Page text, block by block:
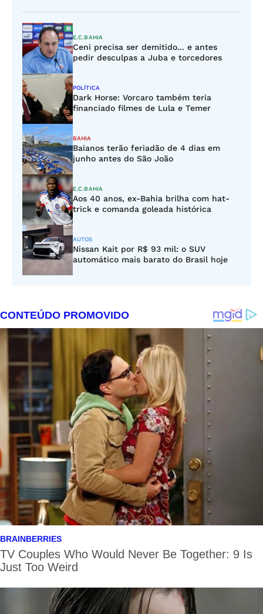
E.C.BAHIA
Ceni precisa ser demitido... e antes
pedir desculpas a Juba e torcedores
POLÍTICA
Dark Horse: Vorcaro também teria
financiado filmes de Lula e Temer
BAHIA
Baianos terão feriadão de 4 dias em
junho antes do São João
E.C.BAHIA
Aos 40 anos, ex-Bahia brilha com hat-
trick e comanda goleada histórica
AUTOS
Nissan Kait por R$ 93 mil: o SUV
automático mais barato do Brasil hoje